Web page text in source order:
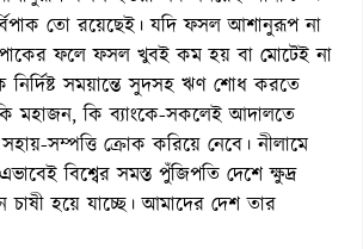
তো রয়েছেই। যদি ফসল আশানুরূপ না
ফলে ফসল খুবই কম হয় বা মোটেই না
সময়ান্তে সুদসহ ঋণ শোধ করতে
মহাজন, কি ব্যাংকে-সকলেই আদালতে
সম্পত্তি ক্রোক করিয়ে নেবে। নীলামে
বিশ্বের সমস্ত পুঁজিপতি দেশে ক্ষুদ্র
চাষী হয়ে যাচ্ছে। আমাদের দেশ তার